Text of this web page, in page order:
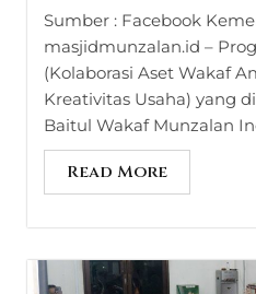
Sumber : Facebook
masjidmunzalan.id –
(Kolaborasi Aset Wakaf
Kreativitas Usaha) yang
Baitul Wakaf Munzalan
Read More